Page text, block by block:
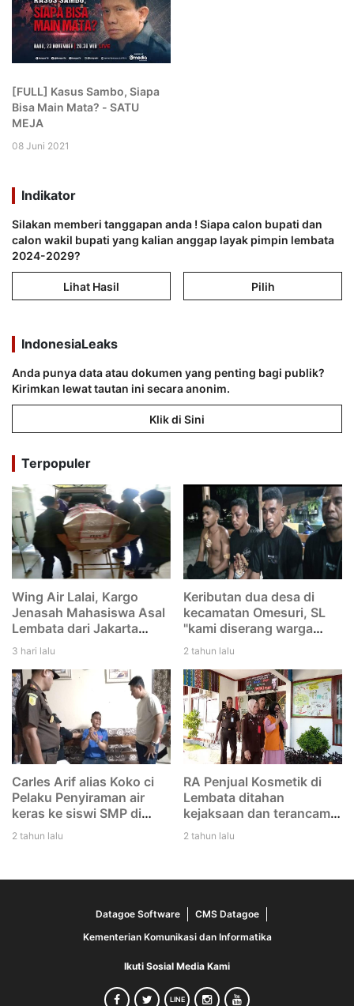
[FULL] Kasus Sambo, Siapa
Bisa Main Mata? - SATU
MEJA
08 Juni 2021
Indikator
Silakan memberi tanggapan anda ! Siapa calon bupati dan
calon wakil bupati yang kalian anggap layak pimpin lembata
2024-2029?
Lihat Hasil Pilih
IndonesiaLeaks
Anda punya data atau dokumen yang penting bagi publik?
Kirimkan lewat tautan ini secara anonim.
Klik di Sini
Terpopuler
Wing Air Lalai, Kargo
Jenasah Mahasiswa Asal
Lembata dari Jakarta
menuju Larantuka
Eltari Kupang
3 hari lalu
Keributan dua desa di
kecamatan Omesuri, SL
"kami diserang warga
Leubatang, dan kami
dengan rencana. Saya
tidak tikam Iwan"
2 tahun lalu
Carles Arif alias Koko ci
Pelaku Penyiraman air
keras ke siswi SMP di
Lembata di tangkap Polisi
2 tahun lalu
RA Penjual Kosmetik di
Lembata ditahan
kejaksaan dan terancam
12 tahun penjara
2 tahun lalu
Datagoe Software
CMS Datagoe
Kementerian Komunikasi dan Informatika
Ikuti Sosial Media Kami
LINE